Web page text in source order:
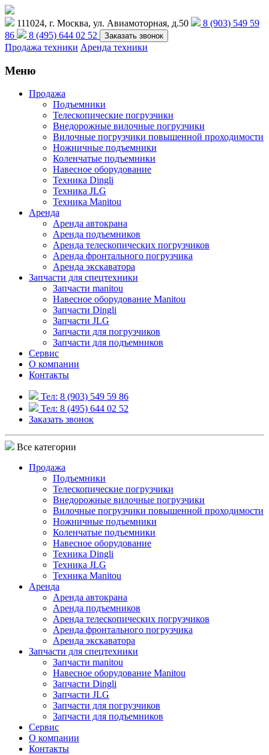
111024, г. Москва, ул. Авиамоторная, д.50
8 (903) 549 59
86
8 (495) 644 02 52 Заказать звонок
Продажа техники Аренда техники
Меню
Продажа
Подъемники
Телескопические погрузчики
Внедорожные вилочные погрузчики
Вилочные погрузчики повышенной проходимости
Ножничные подъемники
Коленчатые подъемники
Навесное оборудование
Техника Dingli
Техника JLG
Техника Manitou
Аренда
Аренда автокрана
Аренда подъемников
Аренда телескопических погрузчиков
Аренда фронтального погрузчика
Аренда экскаватора
Запчасти для спецтехники
Запчасти manitou
Навесное оборудование Manitou
Запчасти Dingli
Запчасти JLG
Запчасти для погрузчиков
Запчасти для подъемников
Cервис
О компании
Контакты
Тел: 8 (903) 549 59 86
Тел: 8 (495) 644 02 52
Заказать звонок
Все категории
Продажа
Подъемники
Телескопические погрузчики
Внедорожные вилочные погрузчики
Вилочные погрузчики повышенной проходимости
Ножничные подъемники
Коленчатые подъемники
Навесное оборудование
Техника Dingli
Техника JLG
Техника Manitou
Аренда
Аренда автокрана
Аренда подъемников
Аренда телескопических погрузчиков
Аренда фронтального погрузчика
Аренда экскаватора
Запчасти для спецтехники
Запчасти manitou
Навесное оборудование Manitou
Запчасти Dingli
Запчасти JLG
Запчасти для погрузчиков
Запчасти для подъемников
Cервис
О компании
Контакты